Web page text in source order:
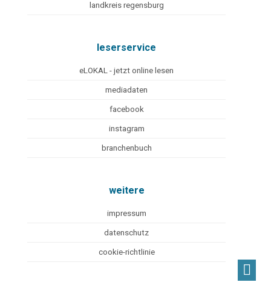
landkreis regensburg
leserservice
eLOKAL - jetzt online lesen
mediadaten
facebook
instagram
branchenbuch
weitere
impressum
datenschutz
cookie-richtlinie